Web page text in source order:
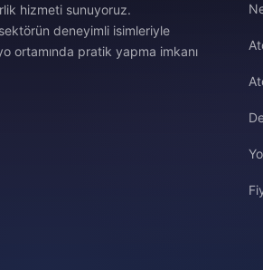
hizmeti sunuyoruz.
sektörün deneyimli isimleriyle
ortamında pratik yapma imkanı